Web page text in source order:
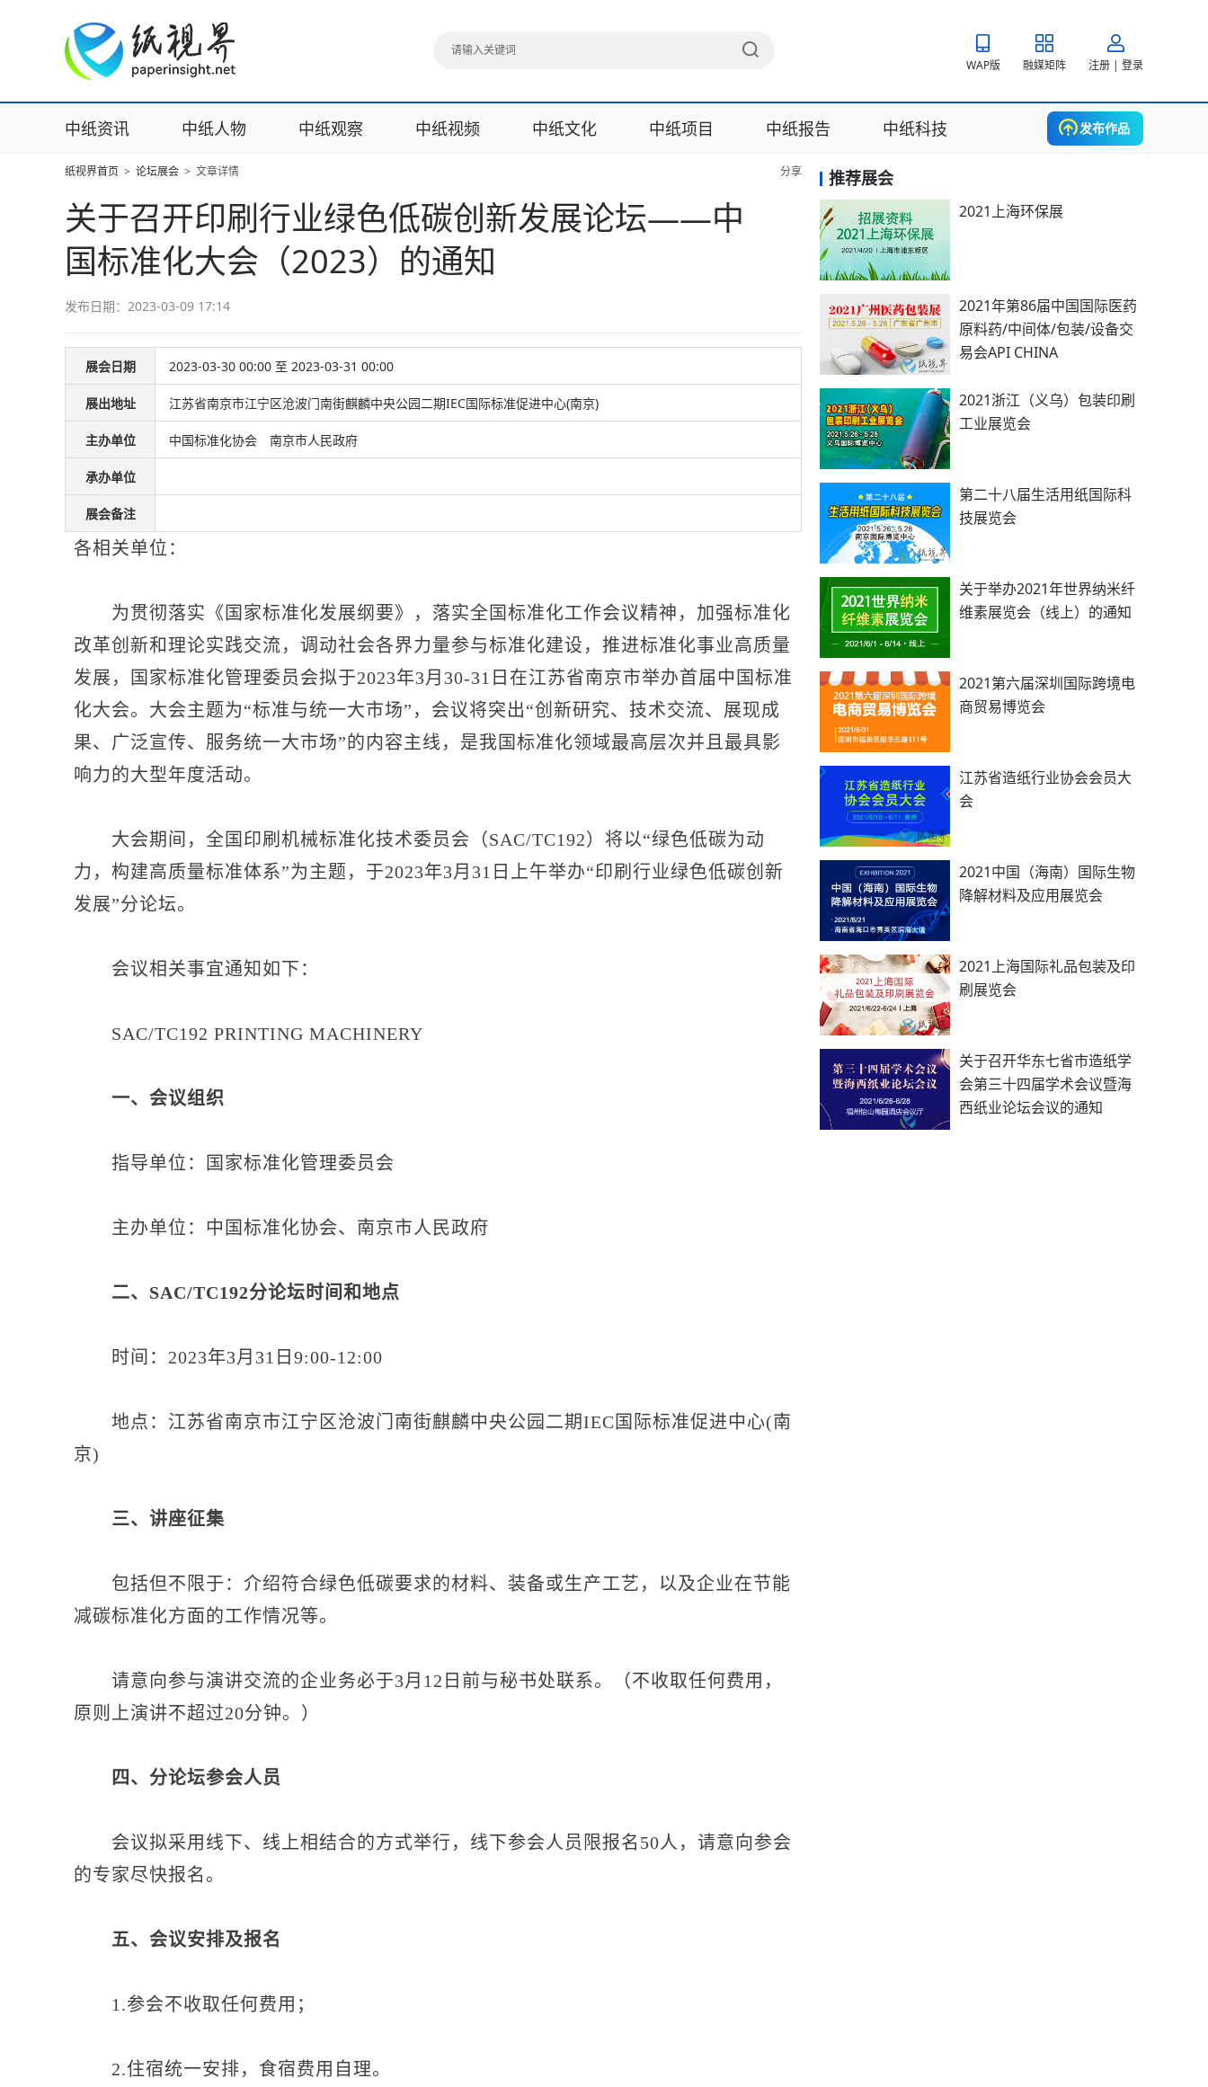
WAP版 融媒矩阵 注册 | 登录
中纸资讯 中纸人物 中纸观察 中纸视频 中纸文化 中纸项目 中纸报告 中纸科技 发布作品
纸视界首页 > 论坛展会 > 文章详情 分享
关于召开印刷行业绿色低碳创新发展论坛——中
国标准化大会（2023）的通知
发布日期：2023-03-09 17:14
展会日期 2023-03-30 00:00 至 2023-03-31 00:00
展出地址 江苏省南京市江宁区沧波门南街麒麟中央公园二期IEC国际标准促进中心(南京)
主办单位 中国标准化协会 南京市人民政府
承办单位
展会备注
各相关单位：
为贯彻落实《国家标准化发展纲要》，落实全国标准化工作会议精神，加强标准化
改革创新和理论实践交流，调动社会各界力量参与标准化建设，推进标准化事业高质量
发展，国家标准化管理委员会拟于2023年3月30-31日在江苏省南京市举办首届中国标准
化大会。大会主题为“标准与统一大市场”，会议将突出“创新研究、技术交流、展现成
果、广泛宣传、服务统一大市场”的内容主线，是我国标准化领域最高层次并且最具影
响力的大型年度活动。
大会期间，全国印刷机械标准化技术委员会（SAC/TC192）将以“绿色低碳为动
力，构建高质量标准体系”为主题，于2023年3月31日上午举办“印刷行业绿色低碳创新
发展”分论坛。
会议相关事宜通知如下：
SAC/TC192 PRINTING MACHINERY
一、会议组织
指导单位：国家标准化管理委员会
主办单位：中国标准化协会、南京市人民政府
二、SAC/TC192分论坛时间和地点
时间：2023年3月31日9:00-12:00
地点：江苏省南京市江宁区沧波门南街麒麟中央公园二期IEC国际标准促进中心(南
京)
三、讲座征集
包括但不限于：介绍符合绿色低碳要求的材料、装备或生产工艺，以及企业在节能
减碳标准化方面的工作情况等。
请意向参与演讲交流的企业务必于3月12日前与秘书处联系。（不收取任何费用，
原则上演讲不超过20分钟。）
四、分论坛参会人员
会议拟采用线下、线上相结合的方式举行，线下参会人员限报名50人，请意向参会
的专家尽快报名。
五、会议安排及报名
1.参会不收取任何费用；
2.住宿统一安排，食宿费用自理。
推荐展会
2021上海环保展
2021年第86届中国国际医药
原料药/中间体/包装/设备交
易会API CHINA
2021浙江（义乌）包装印刷
工业展览会
第二十八届生活用纸国际科
技展览会
关于举办2021年世界纳米纤
维素展览会（线上）的通知
2021第六届深圳国际跨境电
商贸易博览会
江苏省造纸行业协会会员大
会
2021中国（海南）国际生物
降解材料及应用展览会
2021上海国际礼品包装及印
刷展览会
关于召开华东七省市造纸学
会第三十四届学术会议暨海
西纸业论坛会议的通知